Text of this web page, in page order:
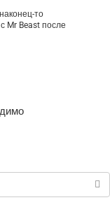
то
Mr Beast после